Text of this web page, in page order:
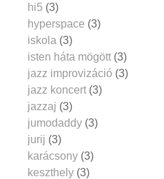
hi5 (3)
hyperspace (3)
iskola (3)
isten háta mögött (3)
jazz improvizáció (3)
jazz koncert (3)
jazzaj (3)
jumodaddy (3)
jurij (3)
karácsony (3)
keszthely (3)